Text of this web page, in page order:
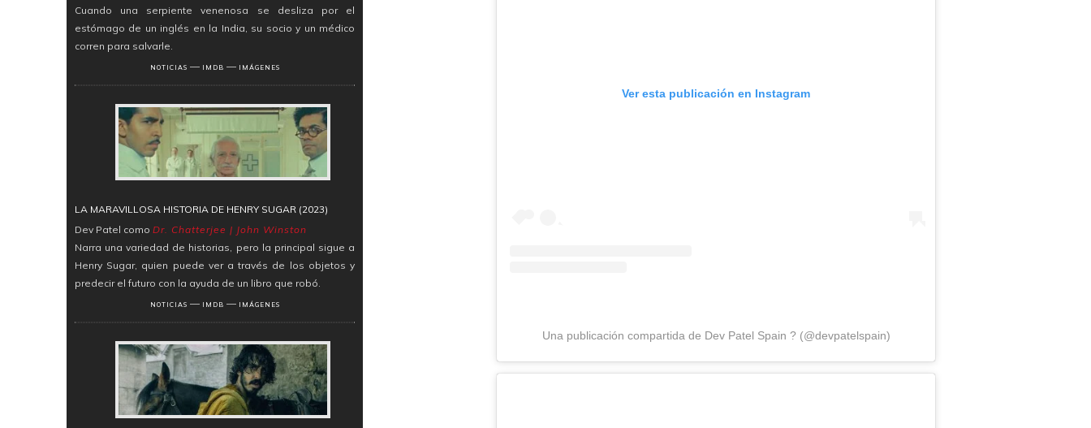
Ver esta publicación en Instagram
Una publicación compartida de Dev Patel Spain ? (@devpatelspain)
Cuando una serpiente venenosa se desliza por el
estómago de un inglés en la India, su socio y un médico
corren para salvarle.
NOTICIAS ― IMDB ― IMÁGENES
LA MARAVILLOSA HISTORIA DE HENRY SUGAR (2023)
Dev Patel como Dr. Chatterjee | John Winston
Narra una variedad de historias, pero la principal sigue a
Henry Sugar, quien puede ver a través de los objetos y
predecir el futuro con la ayuda de un libro que robó.
NOTICIAS ― IMDB ― IMÁGENES